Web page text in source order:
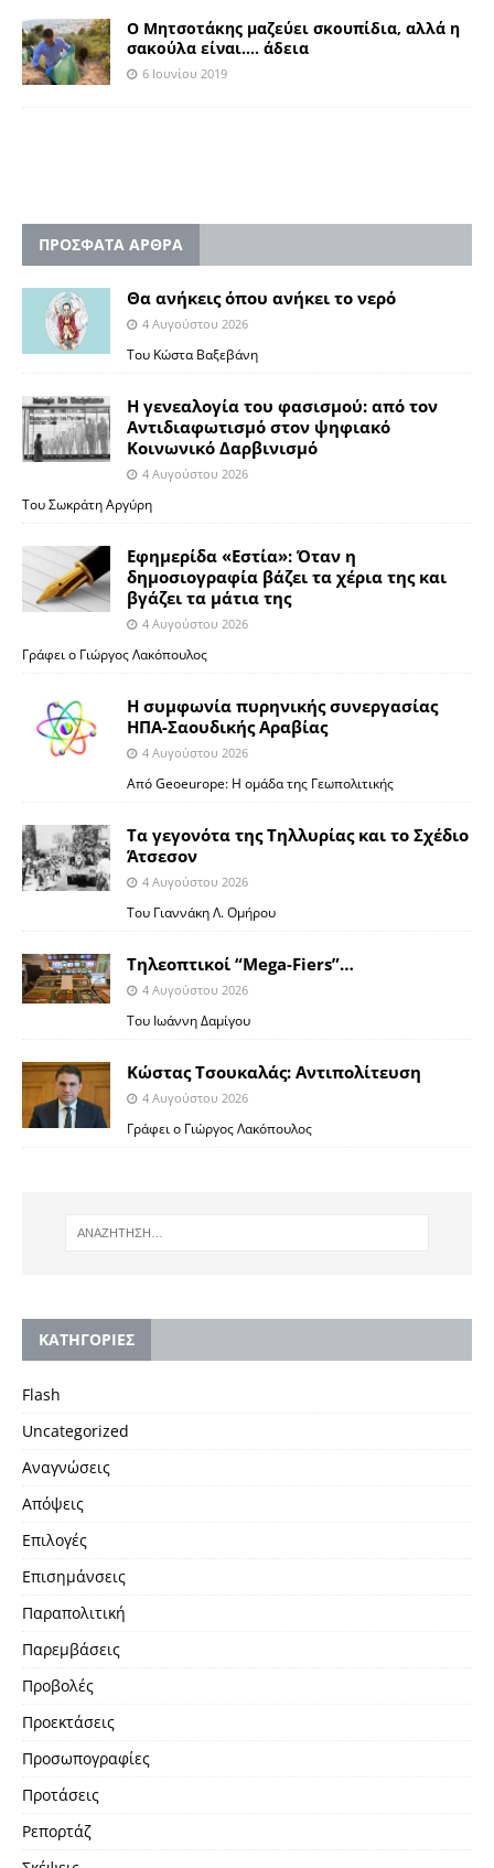
Ο Μητσοτάκης μαζεύει σκουπίδια, αλλά η
σακούλα είναι…. άδεια
6 Ιουνίου 2019
ΠΡΟΣΦΑΤΑ ΑΡΘΡΑ
Θα ανήκεις όπου ανήκει το νερό
4 Αυγούστου 2026
Του Κώστα Βαξεβάνη
Η γενεαλογία του φασισμού: από τον
Αντιδιαφωτισμό στον ψηφιακό
Κοινωνικό Δαρβινισμό
4 Αυγούστου 2026
Του Σωκράτη Αργύρη
Εφημερίδα «Εστία»: Όταν η
δημοσιογραφία βάζει τα χέρια της και
βγάζει τα μάτια της
4 Αυγούστου 2026
Γράφει ο Γιώργος Λακόπουλος
Η συμφωνία πυρηνικής συνεργασίας
ΗΠΑ-Σαουδικής Αραβίας
4 Αυγούστου 2026
Από Geoeurope: H ομάδα της Γεωπολιτικής
Τα γεγονότα της Τηλλυρίας και το Σχέδιο
Άτσεσον
4 Αυγούστου 2026
Toυ Γιαννάκη Λ. Ομήρου
Tηλεοπτικοί “Mega-Fiers”…
4 Αυγούστου 2026
Toυ Ιωάννη Δαμίγου
Κώστας Τσουκαλάς: Αντιπολίτευση
4 Αυγούστου 2026
Γράφει ο Γιώργος Λακόπουλος
KΑΤΗΓΟΡΙΕΣ
Flash
Uncategorized
Αναγνώσεις
Απόψεις
Επιλογές
Επισημάνσεις
Παραπολιτική
Παρεμβάσεις
Προβολές
Προεκτάσεις
Προσωπογραφίες
Προτάσεις
Ρεπορτάζ